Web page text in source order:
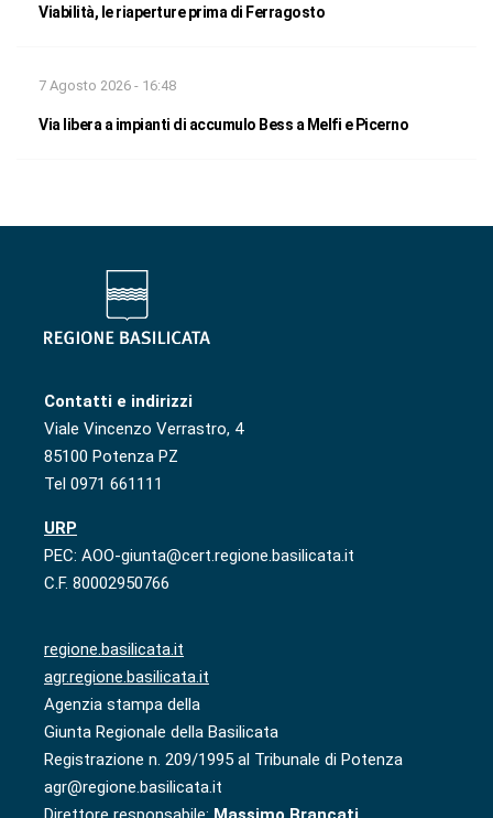
Viabilità, le riaperture prima di Ferragosto
7 Agosto 2026 - 16:48
Via libera a impianti di accumulo Bess a Melfi e Picerno
Contatti e indirizzi
Viale Vincenzo Verrastro, 4
85100 Potenza PZ
Tel 0971 661111
URP
PEC: AOO-giunta@cert.regione.basilicata.it
C.F. 80002950766
regione.basilicata.it
agr.regione.basilicata.it
Agenzia stampa della
Giunta Regionale della Basilicata
Registrazione n. 209/1995 al Tribunale di Potenza
agr@regione.basilicata.it